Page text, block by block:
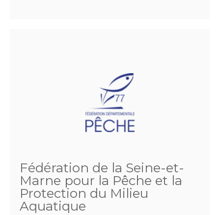
Fédération de la Seine-et-
Marne pour la Pêche et la
Protection du Milieu
Aquatique